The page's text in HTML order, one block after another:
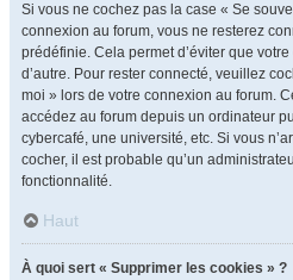
Si vous ne cochez pas la case « Se
connexion au forum, vous ne resterez
prédéfinie. Cela permet d’éviter que
d’autre. Pour rester connecté, veuillez
moi » lors de votre connexion au forum.
accédez au forum depuis un ordinateur
cybercafé, une université, etc. Si vous
cocher, il est probable qu’un
fonctionnalité.
Haut
À quoi sert « Supprimer les cookies » ?